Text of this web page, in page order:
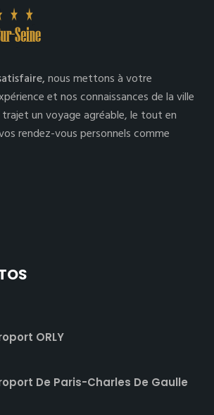
nous mettons à votre
et nos connaissances de la ville
un voyage agréable, le tout en
rendez-vous personnels comme
ORLY
De Paris-Charles De Gaulle